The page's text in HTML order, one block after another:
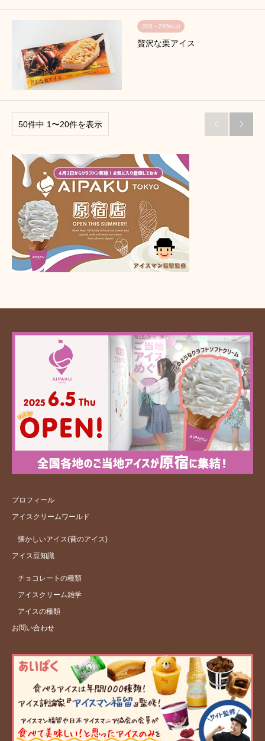
200～299kcal
贅沢な栗アイス
50件中 1〜20件を表示  
プロフィール
アイスクリームワールド
懐かしいアイス(昔のアイス)
アイス豆知識
チョコレートの種類
アイスクリーム雑学
アイスの種類
お問い合わせ